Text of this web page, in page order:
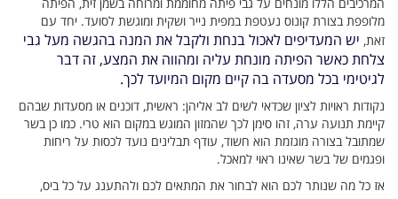
מלופפת בצורת קונוס נעטפת במפית נייר ושקית ומוגשת לסועד. יחד עם
זאת, יש המעדיפים לאכול בנחת ולקבל את המנה בהגשה מעל גבי
צלחת כאשר הפיתה מונחת עליה ומהווה את המצע, זה דבר
לגיטימי בכל מסעדה בה קיים מקום המיועד לכך.
נקודות ראויות לציון שכדאי לשים לב אליהן: ראשית, דוכנים או מסעדות שבהם
קיימת תנועה ערה, זהו סימן לכך שהמזון המוגש במקום הוא טרי. כמו כן בשר
שמתובל בצורה מוגזמת הוא חשוד, עודף תבלינים נועד לכסות על ריחות
ופגמים של בשר שאינו ראוי למאכל.
אז כל מה שנותר לכם הוא לבחור את המתאים לכם ולהתענג על כל ביס,